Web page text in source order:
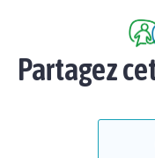
Partagez